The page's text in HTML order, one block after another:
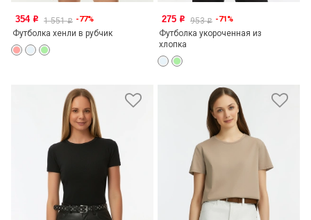
354 o 1 551o -77%
Футболка хенли в рубчик
275 o 953o -71%
Футболка укороченная из
хлопка